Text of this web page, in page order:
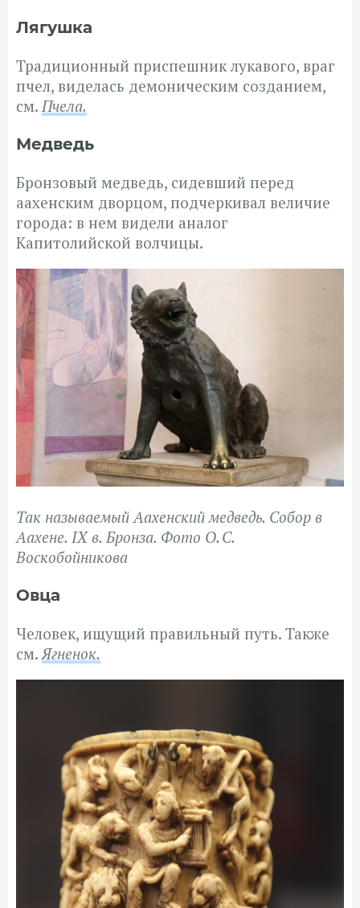
Лягушка
Традиционный приспешник лукавого, враг
пчел, виделась демоническим созданием,
см. Пчела.
Медведь
Бронзовый медведь, сидевший перед
аахенским дворцом, подчеркивал величие
города: в нем видели аналог
Капитолийской волчицы.
Так называемый Аахенский медведь. Собор в
Аахене. IX в. Бронза. Фото О. С.
Воскобойникова
Овца
Человек, ищущий правильный путь. Также
см.Ягненок.